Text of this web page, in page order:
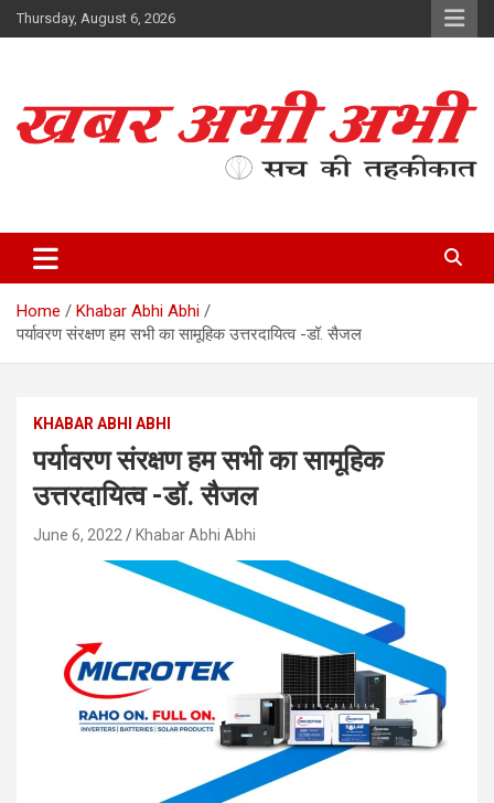
Skip
to
Thursday, August 6, 2026
Home
Khabar Abhi Abhi
पर्यावरण संरक्षण हम सभी का सामूहिक उत्तरदायित्व -डॉ. सैजल
KHABAR ABHI ABHI
पर्यावरण संरक्षण हम सभी का सामूहिक
उत्तरदायित्व -डॉ. सैजल
June 6, 2022 Khabar Abhi Abhi